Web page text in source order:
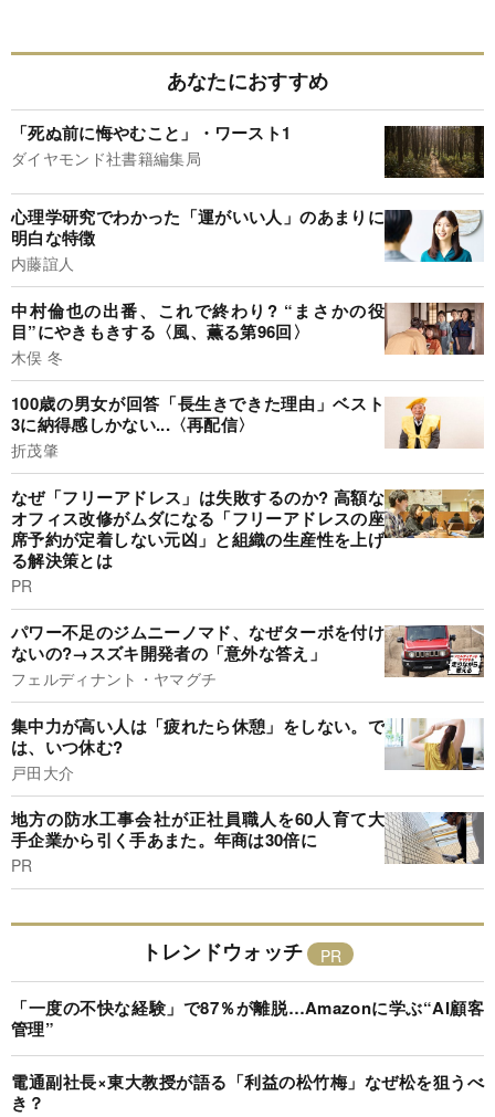
あなたにおすすめ
「死ぬ前に悔やむこと」・ワースト1
ダイヤモンド社書籍編集局
心理学研究でわかった「運がいい人」のあまりに
明白な特徴
内藤誼人
中村倫也の出番、これで終わり? “まさかの役
目”にやきもきする〈風、薫る第96回〉
木俣 冬
100歳の男女が回答「長生きできた理由」ベスト
3に納得感しかない...〈再配信〉
折茂肇
なぜ「フリーアドレス」は失敗するのか? 高額な
オフィス改修がムダになる「フリーアドレスの座
席予約が定着しない元凶」と組織の生産性を上げ
る解決策とは
PR
パワー不足のジムニーノマド、なぜターボを付け
ないの?→スズキ開発者の「意外な答え」
フェルディナント・ヤマグチ
集中力が高い人は「疲れたら休憩」をしない。で
は、いつ休む?
戸田大介
地方の防水工事会社が正社員職人を60人育て大
手企業から引く手あまた。年商は30倍に
PR
トレンドウォッチ
「一度の不快な経験」で87％が離脱…Amazonに学ぶ“AI顧客
管理”
電通副社長×東大教授が語る「利益の松竹梅」なぜ松を狙うべ
き？